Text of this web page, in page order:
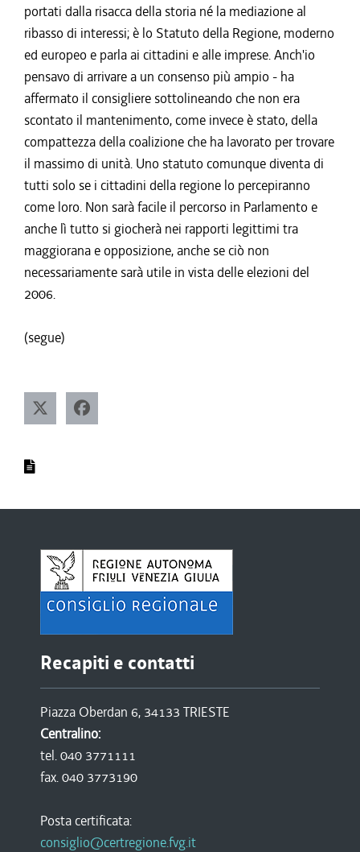
portati dalla risacca della storia né la mediazione al
ribasso di interessi; è lo Statuto della Regione, moderno
ed europeo e parla ai cittadini e alle imprese. Anch'io
pensavo di arrivare a un consenso più ampio - ha
affermato il consigliere sottolineando che non era
scontato il mantenimento, come invece è stato, della
compattezza della coalizione che ha lavorato per trovare
il massimo di unità. Uno statuto comunque diventa di
tutti solo se i cittadini della regione lo percepiranno
come loro. Non sarà facile il percorso in Parlamento e
anche lì tutto si giocherà nei rapporti legittimi tra
maggiorana e opposizione, anche se ciò non
necessariamente sarà utile in vista delle elezioni del
2006.
(segue)
Recapiti e contatti
Piazza Oberdan 6, 34133 TRIESTE
Centralino:
tel. 040 3771111
fax. 040 3773190
Posta certificata:
consiglio@certregione.fvg.it